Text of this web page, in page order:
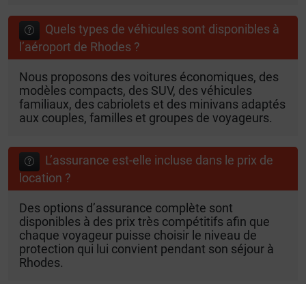
Quels types de véhicules sont disponibles à
l’aéroport de Rhodes ?
Nous proposons des voitures économiques, des
modèles compacts, des SUV, des véhicules
familiaux, des cabriolets et des minivans adaptés
aux couples, familles et groupes de voyageurs.
L’assurance est-elle incluse dans le prix de
location ?
Des options d’assurance complète sont
disponibles à des prix très compétitifs afin que
chaque voyageur puisse choisir le niveau de
protection qui lui convient pendant son séjour à
Rhodes.